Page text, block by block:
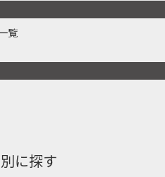
覧
に探す